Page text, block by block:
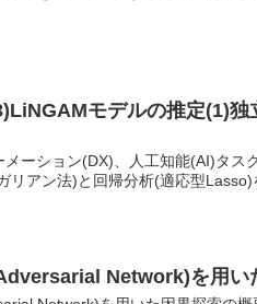
モデルの推定(1)独
ーション(DX)、人工知能(AI)タス
リアン法)と回帰分析(適応型
Network)を用い